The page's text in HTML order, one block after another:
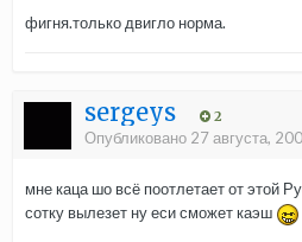
фигня.только двигло норма.
sergeys 2
Опубликовано 27 августа,
мне каца шо всё поотлетает от этой
сотку вылезет ну еси сможет каэш